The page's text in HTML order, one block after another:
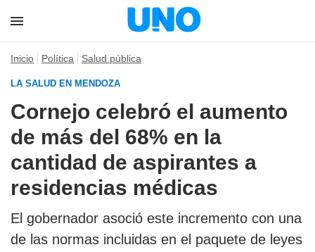
Inicio Política Salud pública
LA SALUD EN MENDOZA
Cornejo celebró el aumento
de más del 68% en la
cantidad de aspirantes a
residencias médicas
El gobernador asoció este incremento con una
de las normas incluidas en el paquete de leyes